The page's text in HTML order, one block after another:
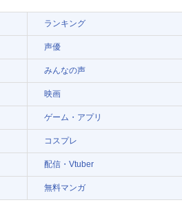
ランキング
声優
みんなの声
映画
ゲーム・アプリ
コスプレ
配信・Vtuber
無料マンガ